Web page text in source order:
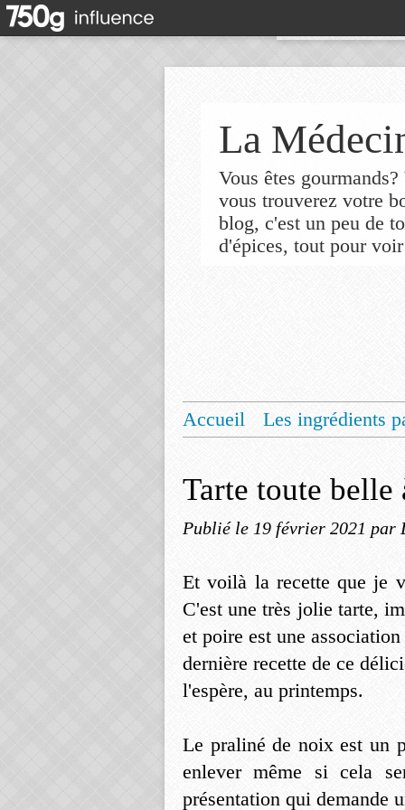
La
Vous êtes
vous trouverez votre
blog, c'est un peu de
d'épices, tout pour
Accueil
Les ingrédients
Tarte toute
Publié le 19 février 2021 par
Et voilà la recette que je
C'est une très jolie tarte,
et poire est une
dernière recette de ce
l'espère, au printemps.
Le praliné de noix est un
enlever même si cela
présentation qui demande